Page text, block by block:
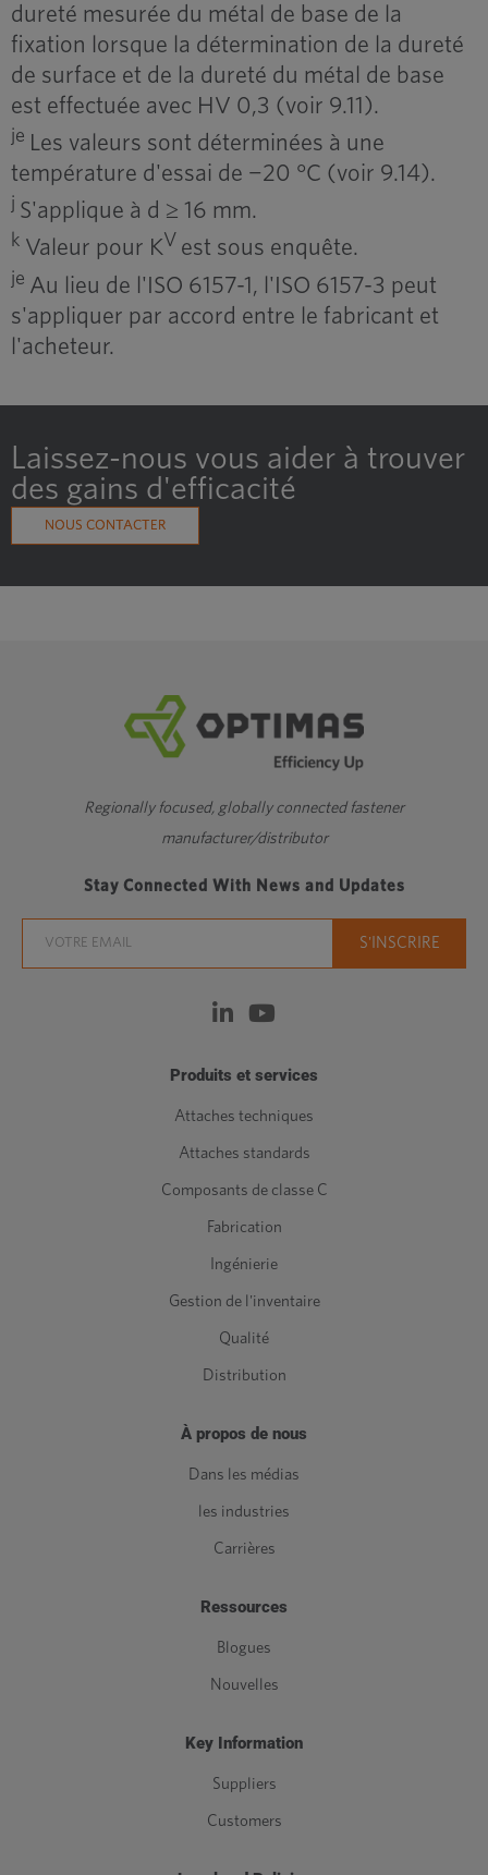
dureté mesurée du métal de base de la
fixation lorsque la détermination de la dureté
de surface et de la dureté du métal de base
est effectuée avec HV 0,3 (voir 9.11).
je Les valeurs sont déterminées à une
température d'essai de −20 °C (voir 9.14).
j S'applique à d ≥ 16 mm.
k Valeur pour KV est sous enquête.
je Au lieu de l'ISO 6157-1, l'ISO 6157-3 peut
s'appliquer par accord entre le fabricant et
l'acheteur.
Laissez-nous vous aider à trouver
des gains d'efficacité
NOUS CONTACTER
Regionally focused, globally connected fastener
manufacturer/distributor
Stay Connected With News and Updates
Produits et services
Attaches techniques
Attaches standards
Composants de classe C
Fabrication
Ingénierie
Gestion de l'inventaire
Qualité
Distribution
À propos de nous
Dans les médias
les industries
Carrières
Ressources
Blogues
Nouvelles
Key Information
Suppliers
Customers